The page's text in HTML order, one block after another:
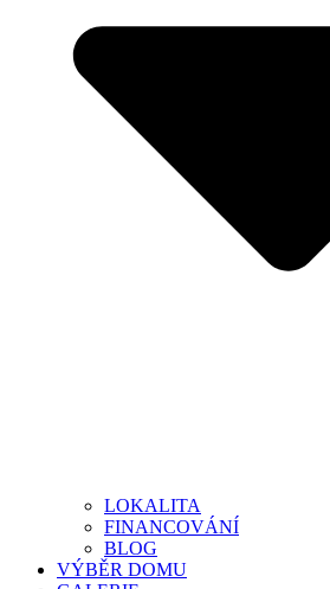
LOKALITA
FINANCOVÁNÍ
BLOG
VÝBĚR DOMU